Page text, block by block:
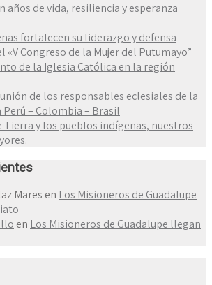
años de vida, resiliencia y esperanza
fortalecen su liderazgo y defensa
Congreso de la Mujer del Putumayo”
de la Iglesia Católica en la región
de los responsables eclesiales de la
– Colombia – Brasil
Tierra y los pueblos indígenas, nuestros
Mares en Los Misioneros de Guadalupe
en Los Misioneros de Guadalupe llegan